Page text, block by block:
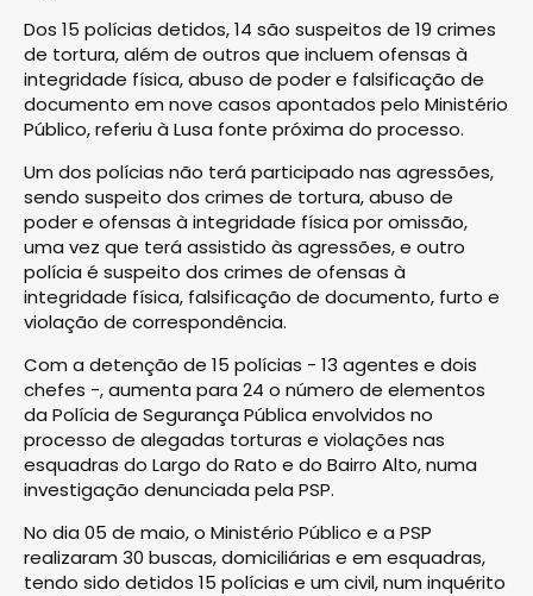
Dos 15 polícias detidos, 14 são suspeitos de 19 crimes
de tortura, além de outros que incluem ofensas à
integridade física, abuso de poder e falsificação de
documento em nove casos apontados pelo Ministério
Público, referiu à Lusa fonte próxima do processo.
Um dos polícias não terá participado nas agressões,
sendo suspeito dos crimes de tortura, abuso de
poder e ofensas à integridade física por omissão,
uma vez que terá assistido às agressões, e outro
polícia é suspeito dos crimes de ofensas à
integridade física, falsificação de documento, furto e
violação de correspondência.
Com a detenção de 15 polícias - 13 agentes e dois
chefes -, aumenta para 24 o número de elementos
da Polícia de Segurança Pública envolvidos no
processo de alegadas torturas e violações nas
esquadras do Largo do Rato e do Bairro Alto, numa
investigação denunciada pela PSP.
No dia 05 de maio, o Ministério Público e a PSP
realizaram 30 buscas, domiciliárias e em esquadras,
tendo sido detidos 15 polícias e um civil, num inquérito